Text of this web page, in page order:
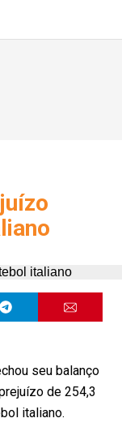
seu balanço
de 254,3
italiano.